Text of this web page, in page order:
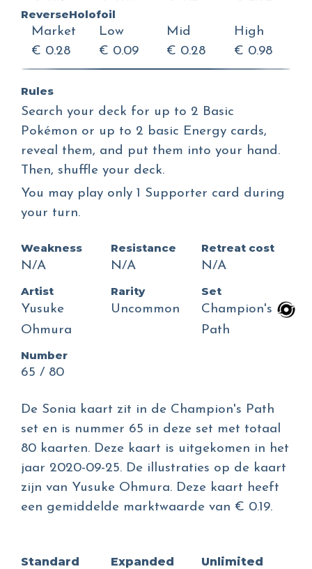
ReverseHolofoil
Market
€ 0.28
Low
€ 0.09
Mid
€ 0.28
High
€ 0.98
Rules
Search your deck for up to 2 Basic
Pokémon or up to 2 basic Energy cards,
reveal them, and put them into your hand.
Then, shuffle your deck.
You may play only 1 Supporter card during
your turn.
Weakness
N/A
Resistance
N/A
Retreat cost
N/A
Artist
Yusuke
Ohmura
Rarity
Uncommon
Set
Champion's
Path
Number
65 / 80
De Sonia kaart zit in de Champion's Path
set en is nummer 65 in deze set met totaal
80 kaarten. Deze kaart is uitgekomen in het
jaar 2020-09-25. De illustraties op de kaart
zijn van Yusuke Ohmura. Deze kaart heeft
een gemiddelde marktwaarde van € 0.19.
Standard
Expanded
Unlimited